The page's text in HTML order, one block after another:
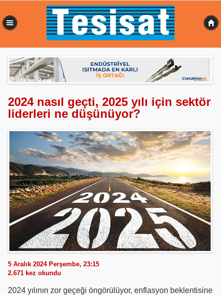
2024 nasıl geçti, 2025 yılı için sektör
liderleri ne düşünüyor?
5 Aralık 2024 Perşembe, 23:15
2.671 kez okundu
2024 yılının zor geçeği öngörülüyor, enflasyon beklentisine
0,469 sn